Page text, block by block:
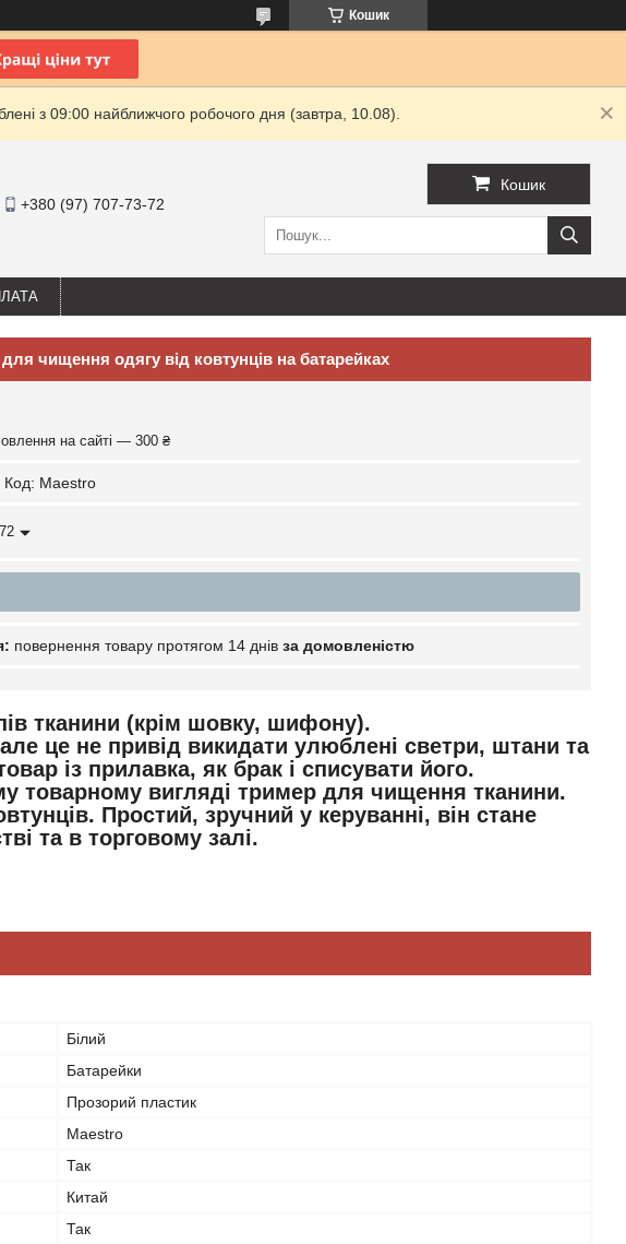
Кошик
з 09:00 найближчого робочого дня (завтра, 10.08).
+380 (97) 707-73-72
Кошик
чищення одягу від ковтунців на батарейках
на сайті — 300 ₴
Код: Maestro
повернення товару протягом 14 днів за домовленістю
тканини (крім шовку, шифону).
це не привід викидати улюблені светри, штани та
із прилавка, як брак і списувати його.
товарному вигляді тример для чищення тканини.
Простий, зручний у керуванні, він стане
та в торговому залі.
Білий
Батарейки
Прозорий пластик
Maestro
Так
Китай
Так